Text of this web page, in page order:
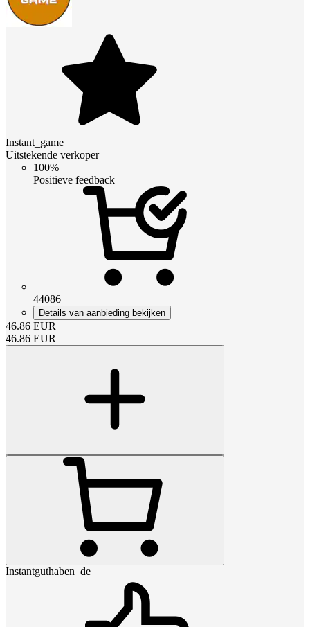
Instant_game
Uitstekende verkoper
100%
Positieve feedback
44086
Details van aanbieding bekijken
46.86 EUR
46.86 EUR
Instantguthaben_de